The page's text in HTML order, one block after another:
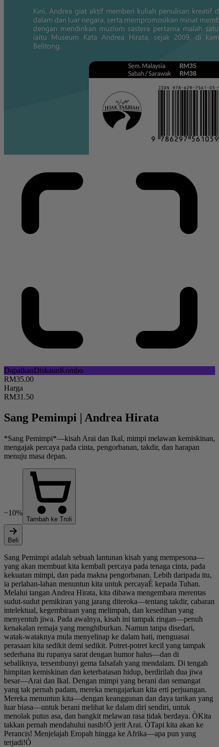
DapatkanDiskaunKombo
RM35.00
Harga
RM31.50
Sang Pemimpi | Andrea Hirata
*Sang Pemimpi*—kisah Arai dan Ikal, mimpi melawan kemiskinan,
mengajak percaya pada cinta, pengorbanan, takdir, dan harapan
menuju masa depan.
−10%
Tambah ke Troli
Beli
Sang Pemimpi adalah sebuah lantunan kisah yang mempesona—
yang akan membuat kita kembali percaya pada tenaga cinta, pada
kekuatan mimpi, dan pada makna pengorbanan. Lebih daripada itu,
ia perlahan-lahan menuntun kita untuk percayaÉ kepada Tuhan.
Melalui tangan Andrea Hirata, kita dibawa mengembara merentas
sudut-sudut pemikiran yang jarang diteroka—tentang takdir, cabaran
intelektual, kegembiraan yang melimpah, dan kesedihan yang
menyentuh jiwa. Pada awalnya, kisah ini tampak ringan—penuh
kenakalan remaja yang menghiburkan. Namun tanpa disedari,
watak-wataknya mula menyelinap ke dalam hati, menguasai
perasaan kita sedikit demi sedikit. Potret-potret kecil yang tampak
sederhana itu rupanya sarat dengan humor halus—dan di
sebaliknya, tersembunyi gema falsafah yang mendalam. Di tengah
himpitan kemiskinan dan keterbatasan hidup, berdirilah dua jiwa
besar—Arai dan Ikal. Dengan mimpi yang berani dan semangat
yang tak pernah padam, mereka mengajarkan kita erti perjuangan.
Mereka menuntun kita—dengan keanggunan dan daya tarikan yang
luar biasa—untuk berani melihat ke dalam diri sendiri, untuk
menolak putus asa, dan bangkit melawan rasa tidak berdaya. ÒKita
takkan pernah mendahului nasib!Ó jerit Arai. ÒTapi kita akan ke
Perancis! Menjelajah Eropah hingga ke Afrika—apa pun yang
terjadi!Ó